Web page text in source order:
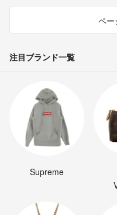
ペー
注目ブランド一覧
Supreme